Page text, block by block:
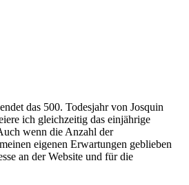
das 500. Todesjahr von Josquin
ich gleichzeitig das einjährige
wenn die Anzahl der
eigenen Erwartungen geblieben
an der Website und für die